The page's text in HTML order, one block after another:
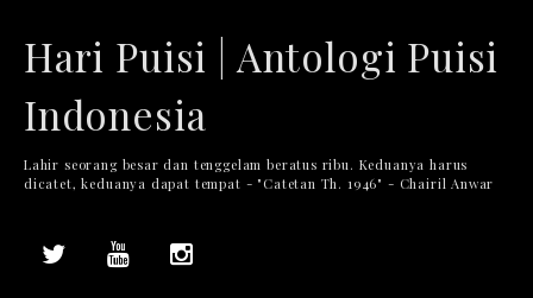
Hari Puisi | Antologi Puisi
Indonesia
Lahir seorang besar dan tenggelam beratus ribu. Keduanya harus
dicatet, keduanya dapat tempat - "Catetan Th. 1946" - Chairil Anwar